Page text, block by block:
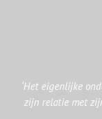
‘Het eigenlijke
zijn relatie met